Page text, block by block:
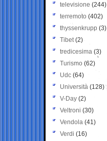
televisione(244)
terremoto (402)
thyssenkrupp (3)
Tibet(2)
tredicesima (3)
Turismo (62)
Udc (64)
Università (128)
V-Day (2)
Veltroni (30)
Vendola (41)
Verdi (16)